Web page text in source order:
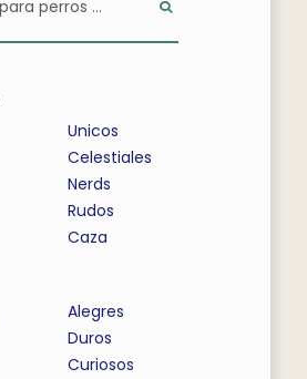
Unicos
Celestiales
Nerds
Rudos
Caza
Alegres
Duros
Curiosos